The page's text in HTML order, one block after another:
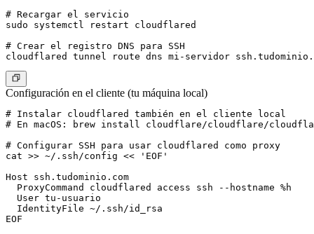
# Recargar el servicio
sudo systemctl restart cloudflared
# Crear el registro DNS para SSH
Configuración en el cliente (tu máquina local)
# Instalar cloudflared también en el cliente local
# En macOS: brew install cloudflare/cloudflare/
# Configurar SSH para usar cloudflared como proxy
cat >> ~/.ssh/config << 'EOF'
Host ssh.tudominio.com
  ProxyCommand cloudflared access ssh --hostname %h
  User tu-usuario
  IdentityFile ~/.ssh/id_rsa
EOF